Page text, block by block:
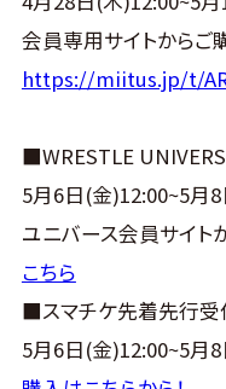
会員専用サイトからご
https://miitus.jp/t/
■WRESTLE
5月6日(金)12:00~5月
ユニバース会員サイト
こちら
■スマチケ先着先
5月6日(金)12:00~5月